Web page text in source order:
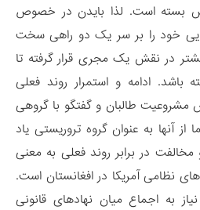
بسته است. لذا بایدن در خصوص
خود را بر سر یک دو راهی سخت
در نقش یک مجری قرار گرفته تا
باشد. ادامه و استمرار روند فعلی
مشروعیت طالبان و گفتگو با گروهی
از آنها به عنوان گروه تروریستی یاد
مخالفت در برابر روند فعلی به معنی
نظامی آمریکا در افغانستان است.
به اجماع میان نهادهای قانونی